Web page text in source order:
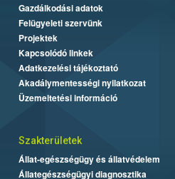
Gazdálkodási adatok
Felügyeleti szervünk
Projektek
Kapcsolódó linkek
Adatkezelési tájékoztató
Akadálymentességi nyilatkozat
Üzemeltetési információ
Szakterületek
Állat-egészségügy és állatvédelem
Állategészségügyi diagnosztika